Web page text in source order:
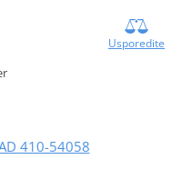
Usporedite
410-54058